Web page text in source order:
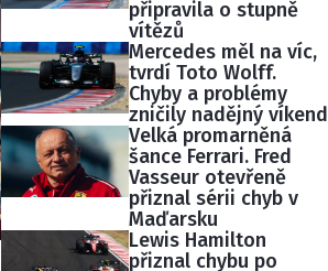
Pětisekundovou penalizaci považuje
Schumacher za nedostatečnou.
připravila o stupně
vítězů
Mercedes měl na víc,
tvrdí Toto Wolff.
Chyby a problémy
zničily nadějný víkend
Velká promarněná
šance Ferrari. Fred
Vasseur otevřeně
přiznal sérii chyb v
Maďarsku
Lewis Hamilton
přiznal chybu po